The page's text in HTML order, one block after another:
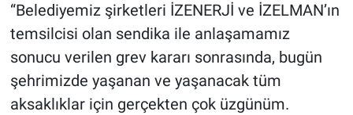
“Belediyemiz şirketleri İZENERJİ ve İZELMAN’ın
temsilcisi olan sendika ile anlaşamamız
sonucu verilen grev kararı sonrasında, bugün
şehrimizde yaşanan ve yaşanacak tüm
aksaklıklar için gerçekten çok üzgünüm.
Spor
Teknoloji
Türkiye'nin Geleceği